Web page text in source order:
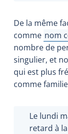
De la même
comme nom
nombre de
singulier, et
qui est plus
comme
Le lundi
retard à